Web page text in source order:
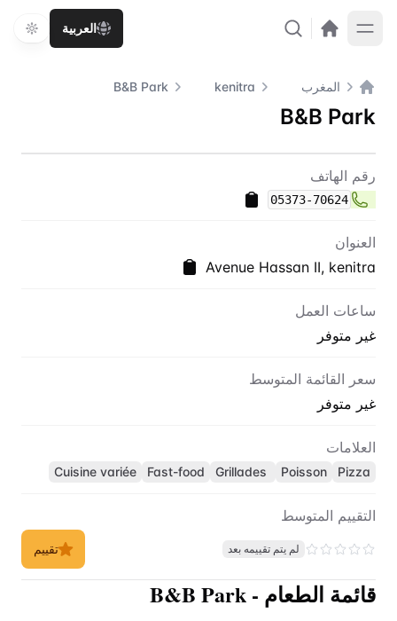
العربية
الصفحة الرئيسية
المغرب kenitra
B&B Park
B&B Park
اتصل بنا
رقم الهاتف
05373-70624
العنوان
Avenue Hassan II, kenitra
ساعات العمل
غير متوفر
سعر القائمة المتوسط
غير متوفر
العلامات
Pizza
Poisson
Fast-food
Cuisine variée
التقييم المتوسط
لم يتم تقييمه بعد تقييم
قائمة الطعام -
B&B Park